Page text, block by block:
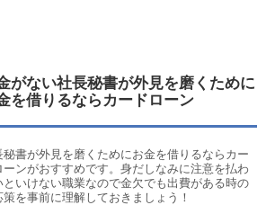
がない社長秘書が外見を磨くために
を借りるならカードローン
秘書が外見を磨くためにお金を借りるならカー
ーンがおすすめです。身だしなみに注意を払わ
といけない職業なので金欠でも出費がある時の
策を事前に理解しておきましょう！